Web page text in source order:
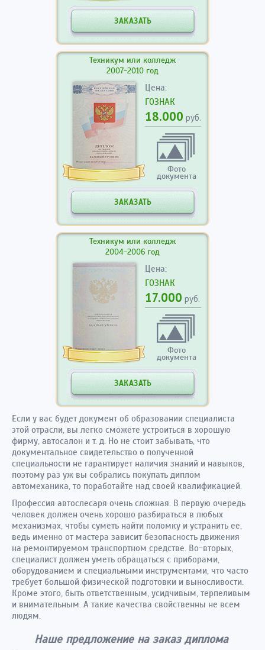
ЗАКАЗАТЬ
Техникум или колледж
2007-2010 год
Цена:
ГОЗНАК
18.000 руб.
Фото
документа
ЗАКАЗАТЬ
Техникум или колледж
2004-2006 год
Цена:
ГОЗНАК
17.000 руб.
Фото
документа
ЗАКАЗАТЬ
Если у вас будет документ об образовании специалиста
этой отрасли, вы легко сможете устроиться в хорошую
фирму, автосалон и т. д. Но не стоит забывать, что
документальное свидетельство о полученной
специальности не гарантирует наличия знаний и навыков,
поэтому раз уж вы собрались покупать диплом
автомеханика, то поработайте над своей квалификацией.
Профессия автослесаря очень сложная. В первую очередь
человек должен очень хорошо разбираться в любых
механизмах, чтобы суметь найти поломку и устранить ее,
ведь именно от мастера зависит безопасность движения
на ремонтируемом транспортном средстве. Во-вторых,
специалист должен уметь обращаться с приборами,
оборудованием и специальными инструментами, что часто
требует большой физической подготовки и выносливости.
Кроме этого, быть ответственным, усидчивым, терпеливым
и внимательным. А такие качества свойственны не всем
людям.
Наше предложение на заказ диплома